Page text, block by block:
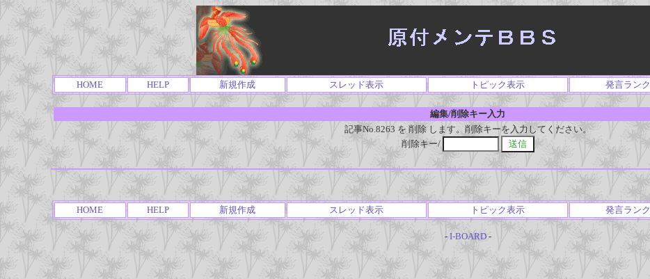
HOME HELP 新規作成 スレッド表示 トピック表示 発言ランク
編集/削除キー入力
記事No.8263 を 削除 します。削除キーを入力してください。
削除キー/
HOME HELP 新規作成 スレッド表示 トピック表示 発言ランク
- I-BOARD-